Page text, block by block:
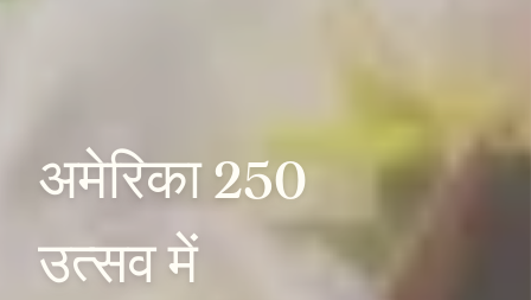
अमेरिका 250
उत्सवमें